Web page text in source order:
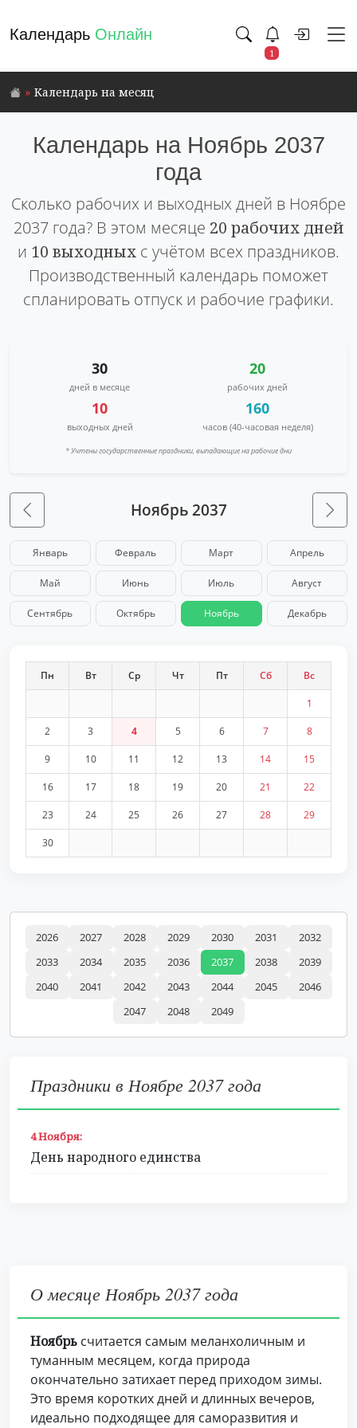
Календарь Онлайн
1
Календарь на месяц
Календарь на Ноябрь 2037
года
Сколько рабочих и выходных дней в Ноябре
2037 года? В этом месяце 20 рабочих дней
и 10 выходных с учётом всех праздников.
Производственный календарь поможет
спланировать отпуск и рабочие графики.
30
дней в месяце
20
рабочих дней
10
выходных дней
160
часов (40-часовая неделя)
* Учтены государственные праздники, выпадающие на рабочие дни
Ноябрь 2037
Январь Февраль Март Апрель
Май Июнь Июль Август
Сентябрь Октябрь Ноябрь Декабрь
Пн Вт Ср Чт Пт Сб Вс
1
2 3 4 5 6 7 8
9 10 11 12 13 14 15
16 17 18 19 20 21 22
23 24 25 26 27 28 29
30
2026 2027 2028 2029 2030 2031
2032
2033
2034 2035 2036 2037 2038
2039
2040
2041 2042 2043 2044 2045
2046
2047
2048 2049
Праздники в Ноябре 2037 года
4 Ноября:
День народного единства
О месяце Ноябрь 2037 года
Ноябрь считается самым меланхоличным и
туманным месяцем, когда природа
окончательно затихает перед приходом зимы.
Это время коротких дней и длинных вечеров,
идеально подходящее для саморазвития и